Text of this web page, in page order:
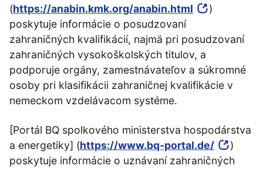
(https://anabin.kmk.org/anabin.html
)
poskytuje informácie o posudzovaní
zahraničných kvalifikácií, najmä pri posudzovaní
zahraničných vysokoškolských titulov, a
podporuje orgány, zamestnávateľov a súkromné
osoby pri klasifikácii zahraničnej kvalifikácie v
nemeckom vzdelávacom systéme.
[Portál BQ spolkového ministerstva hospodárstva
a energetiky] (https://www.bq-portal.de/
)
poskytuje informácie o uznávaní zahraničných